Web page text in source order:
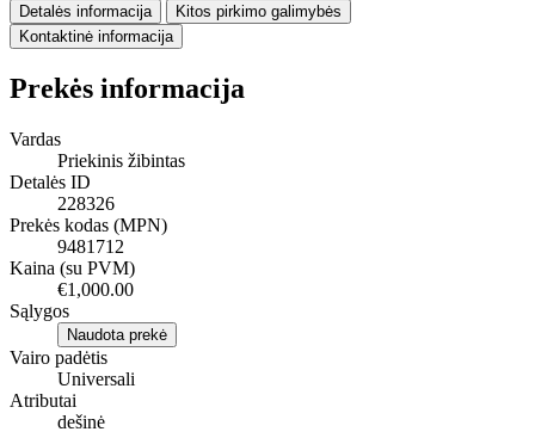
Detalės informacija
Kitos pirkimo galimybės
Kontaktinė informacija
Prekės informacija
Vardas
Priekinis žibintas
Detalės ID
228326
Prekės kodas (MPN)
9481712
Kaina (su PVM)
€1,000.00
Sąlygos
Naudota prekė
Vairo padėtis
Universali
Atributai
dešinė